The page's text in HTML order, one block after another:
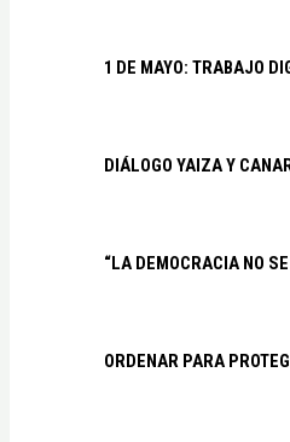
1 DE MAYO: TRABAJO
DIÁLOGO YAIZA Y
“LA DEMOCRACIA NO
ORDENAR PARA